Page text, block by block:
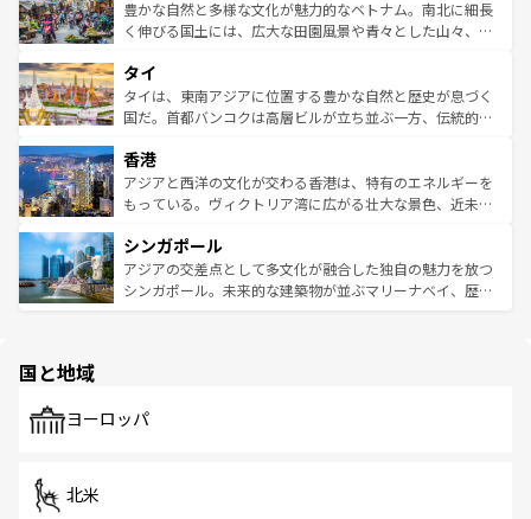
が味わえる。 なお、新着の台湾情報は コンテンツ一覧を参
照してほしい。
できる。そして、キムチや焼肉、絶品のストリートフード
まで、さまざまな韓国料理が待っている。夜には、韓国な
リティに包まれながら、韓国の多彩な魅力を心ゆくまで味
わってみてほしい。 なお、新着の韓国情報はコンテンツ一
覧を参照してほしい。
豊かな自然と多様な文化が魅力的なベトナム。南北に細長
く伸びる国土には、広大な田園風景や青々とした山々、世
急速な発展と共に伝統が息づく。ハノイの古い町並みやホ
ーチミン市のフランス統治時代の建物も、独特の雰囲気を
醸し出している。また、バラエティの豊かさとおいしさで
とつ。フォーやバインミー、ベトナムコーヒーなどは、ぜ
ひ現地で味わいたい。どの地域を訪れてもあたたかい人々
が旅行者を迎えてくれるので、きっと忘れられない旅にな
参照してほしい。
タイ
タイは、東南アジアに位置する豊かな自然と歴史が息づく
国だ。首都バンコクは高層ビルが立ち並ぶ一方、伝統的な
の活気が交差している。北部ではチェンマイなどの山岳地
帯で自然と触れ合い、南部ではプーケットやクラビの美し
いビーチでリゾート気分を楽しむことができる。タイ料理
激する。気候は一年中温暖で、どの季節にも異なる楽しみ
が待っている。親しみやすいタイの人々、仏教を中心とし
た文化、そして多様な観光資源が、訪れる旅人を魅了し続
香港
アジアと西洋の文化が交わる香港は、特有のエネルギーを
もっている。ヴィクトリア湾に広がる壮大な景色、近未来
み、どこを訪れても感動するはず。観光スポットが密集し
ており、効率よく見どころを回れるのも魅力。息をのむよ
うな絶景から文化的な体験まで、香港を存分に楽しみ尽く
シンガポール
アジアの交差点として多文化が融合した独自の魅力を放つ
シンガポール。未来的な建築物が並ぶマリーナベイ、歴史
で、ホーカーズは地元の風情を楽しめる外せないスポット
国と地域
ヨーロッパ
北米